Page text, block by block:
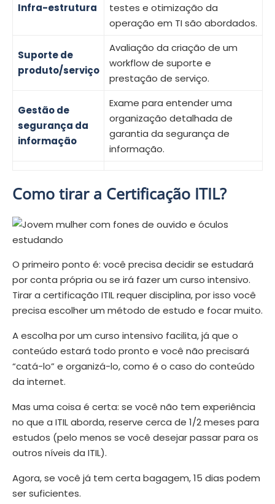
Infra-estrutura
testes e otimização da
operação em TI são abordados.
Suporte de
produto/serviço
Avaliação da criação de um
workflow de suporte e
prestação de serviço.
Gestão de
segurança da
informação
Exame para entender uma
organização detalhada de
garantia da segurança de
informação.
Como tirar a Certificação ITIL?
O primeiro ponto é: você precisa decidir se estudará
por conta própria ou se irá fazer um curso intensivo.
Tirar a certificação ITIL requer disciplina, por isso você
precisa escolher um método de estudo e focar muito.
A escolha por um curso intensivo facilita, já que o
conteúdo estará todo pronto e você não precisará
“catá-lo” e organizá-lo, como é o caso do conteúdo
da internet.
Mas uma coisa é certa: se você não tem experiência
no que a ITIL aborda, reserve cerca de 1/2 meses para
estudos (pelo menos se você desejar passar para os
outros níveis da ITIL).
Agora, se você já tem certa bagagem, 15 dias podem
ser suficientes.